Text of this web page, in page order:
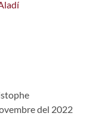
del 2022